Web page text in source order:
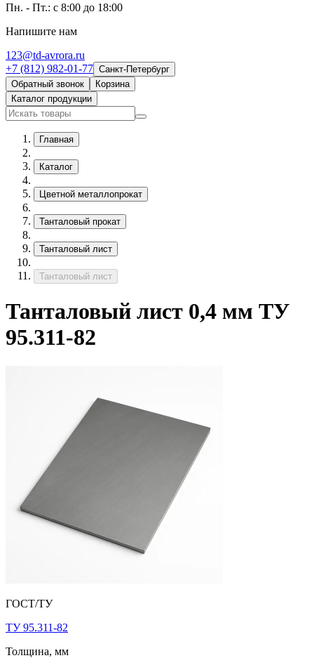
Пн. - Пт.: с 8:00 до 18:00
Напишите нам
123@td-avrora.ru
+7 (812) 982-01-77 Санкт-Петербург
Обратный звонок
Корзина
Каталог продукции
Главная
Каталог
Цветной металлопрокат
Танталовый прокат
Танталовый лист
Танталовый лист
Танталовый лист 0,4 мм ТУ
95.311-82
ГОСТ/ТУ
ТУ 95.311-82
Толщина, мм